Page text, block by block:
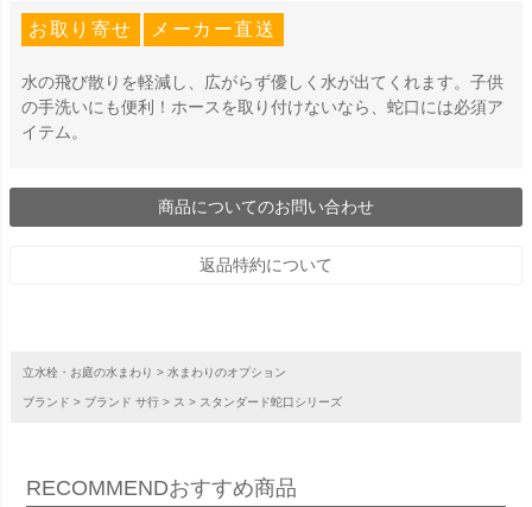
お取り寄せ メーカー直送
水の飛び散りを軽減し、広がらず優しく水が出てくれます。子供
の手洗いにも便利！ホースを取り付けないなら、蛇口には必須ア
イテム。
商品についてのお問い合わせ
返品特約について
立水栓・お庭の水まわり 水まわりのオプション
ブランド ブランド サ行 ス スタンダード蛇口シリーズ
RECOMMENDおすすめ商品